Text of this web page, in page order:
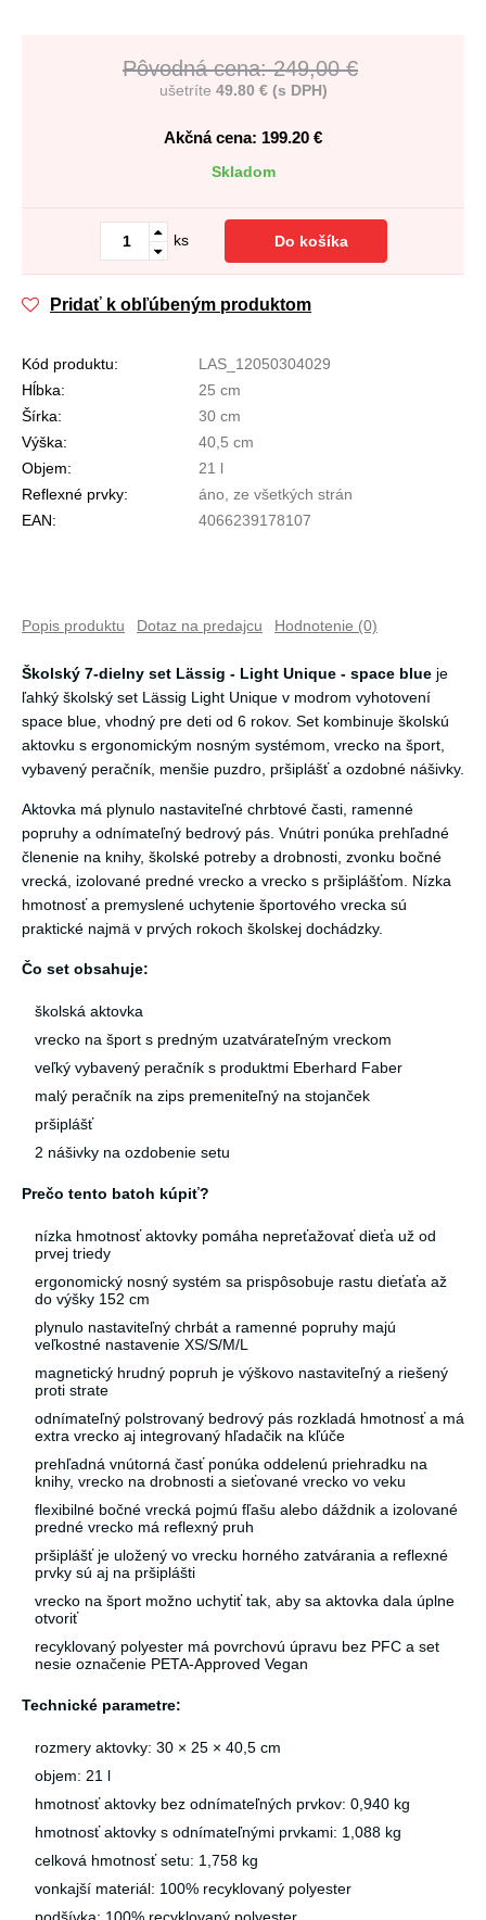
Pôvodná cena: 249,00 €
ušetríte 49.80 € (s DPH)
Akčná cena: 199.20 €
Skladom
ks Do košíka
Pridať k obľúbeným produktom
Kód produktu:
LAS_12050304029
Hĺbka:
25 cm
Šírka:
30 cm
Výška:
40,5 cm
Objem:
21 l
Reflexné prvky:
áno, ze všetkých strán
EAN:
4066239178107
Popis produktu Dotaz na predajcu Hodnotenie (0)
Školský 7-dielny set Lässig - Light Unique - space blue je
ľahký školský set Lässig Light Unique v modrom vyhotovení
space blue, vhodný pre deti od 6 rokov. Set kombinuje školskú
aktovku s ergonomickým nosným systémom, vrecko na šport,
vybavený peračník, menšie puzdro, pršiplášť a ozdobné nášivky.
Aktovka má plynulo nastaviteľné chrbtové časti, ramenné
popruhy a odnímateľný bedrový pás. Vnútri ponúka prehľadné
členenie na knihy, školské potreby a drobnosti, zvonku bočné
vrecká, izolované predné vrecko a vrecko s pršiplášťom. Nízka
hmotnosť a premyslené uchytenie športového vrecka sú
praktické najmä v prvých rokoch školskej dochádzky.
Čo set obsahuje:
školská aktovka
vrecko na šport s predným uzatvárateľným vreckom
veľký vybavený peračník s produktmi Eberhard Faber
malý peračník na zips premeniteľný na stojanček
pršiplášť
2 nášivky na ozdobenie setu
Prečo tento batoh kúpiť?
nízka hmotnosť aktovky pomáha nepreťažovať dieťa už od
prvej triedy
ergonomický nosný systém sa prispôsobuje rastu dieťaťa až
do výšky 152 cm
plynulo nastaviteľný chrbát a ramenné popruhy majú
veľkostné nastavenie XS/S/M/L
magnetický hrudný popruh je výškovo nastaviteľný a riešený
proti strate
odnímateľný polstrovaný bedrový pás rozkladá hmotnosť a má
extra vrecko aj integrovaný hľadačik na kľúče
prehľadná vnútorná časť ponúka oddelenú priehradku na
knihy, vrecko na drobnosti a sieťované vrecko vo veku
flexibilné bočné vrecká pojmú fľašu alebo dáždnik a izolované
predné vrecko má reflexný pruh
pršiplášť je uložený vo vrecku horného zatvárania a reflexné
prvky sú aj na pršiplášti
vrecko na šport možno uchytiť tak, aby sa aktovka dala úplne
otvoriť
recyklovaný polyester má povrchovú úpravu bez PFC a set
nesie označenie PETA-Approved Vegan
Technické parametre:
rozmery aktovky: 30 × 25 × 40,5 cm
objem: 21 l
hmotnosť aktovky bez odnímateľných prvkov: 0,940 kg
hmotnosť aktovky s odnímateľnými prvkami: 1,088 kg
celková hmotnosť setu: 1,758 kg
vonkajší materiál: 100% recyklovaný polyester